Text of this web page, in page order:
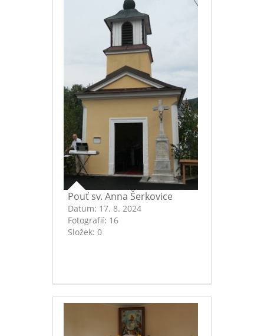
Pouť sv. Anna Šerkovice
Datum: 17. 8. 2024
Fotografií: 16
Složek: 0